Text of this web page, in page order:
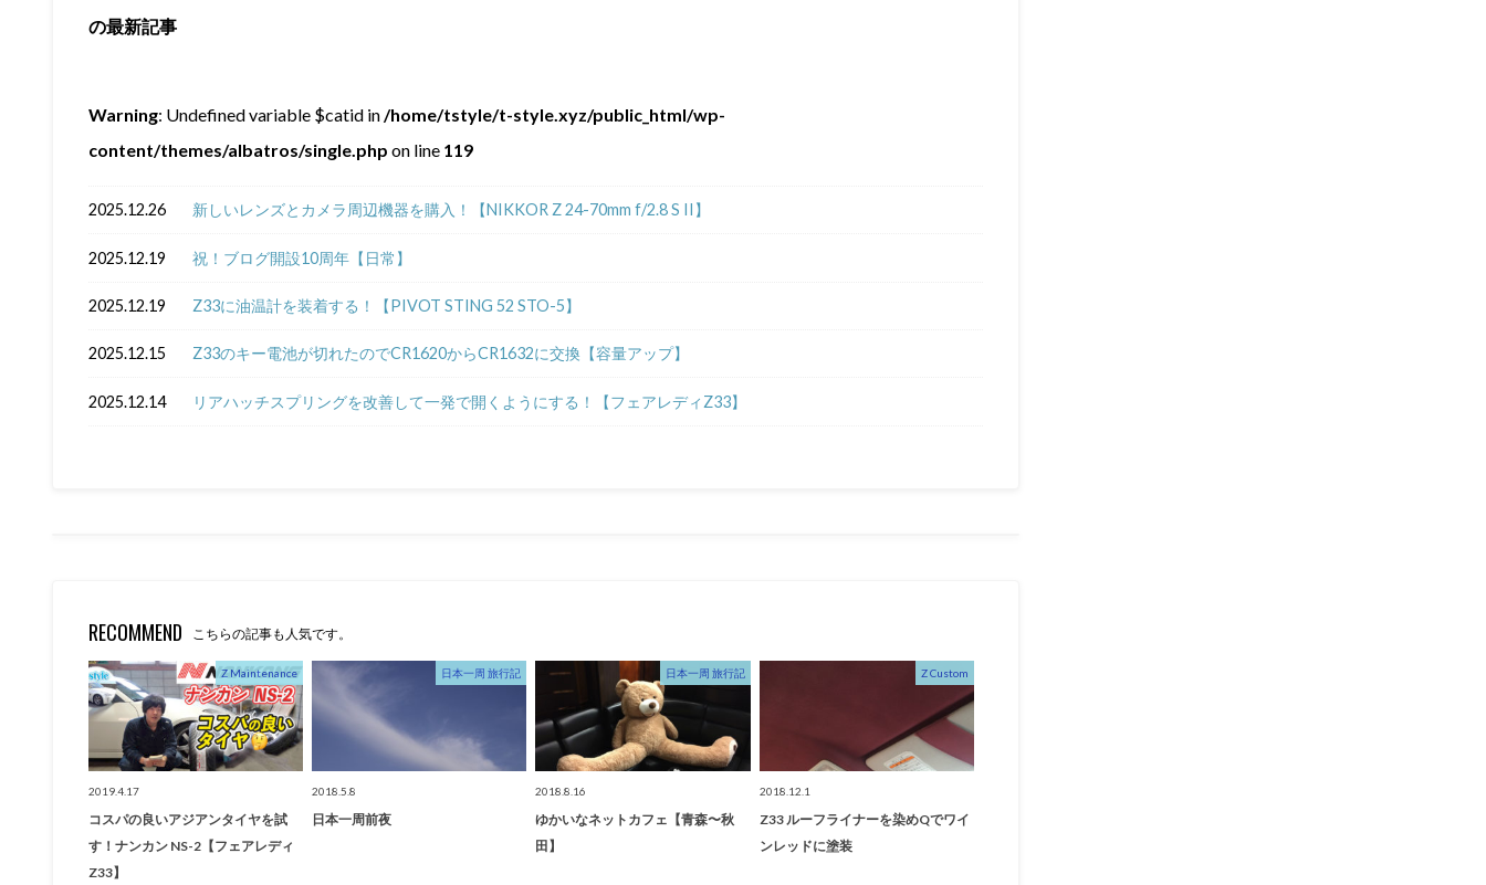
の最新記事
Warning: Undefined variable $catid in/home/tstyle/t-style.xyz/public_html/wp-
content/themes/albatros/single.php on line 119
2025.12.26 新しいレンズとカメラ周辺機器を購入！【NIKKOR Z 24-70mm f/2.8 S II】
2025.12.19 祝！ブログ開設10周年【日常】
2025.12.19 Z33に油温計を装着する！【PIVOT STING 52 STO-5】
2025.12.15 Z33のキー電池が切れたのでCR1620からCR1632に交換【容量アップ】
2025.12.14 リアハッチスプリングを改善して一発で開くようにする！【フェアレディZ33】
RECOMMEND こちらの記事も人気です。
Z Maintenance
2019.4.17
コスパの良いアジアンタイヤを試
す！ナンカン NS-2【フェアレディ
Z33】
日本一周 旅行記
2018.5.8
日本一周前夜
日本一周 旅行記
2018.8.16
ゆかいなネットカフェ【青森〜秋
田】
Z Custom
2018.12.1
Z33 ルーフライナーを染めQでワイ
ンレッドに塗装